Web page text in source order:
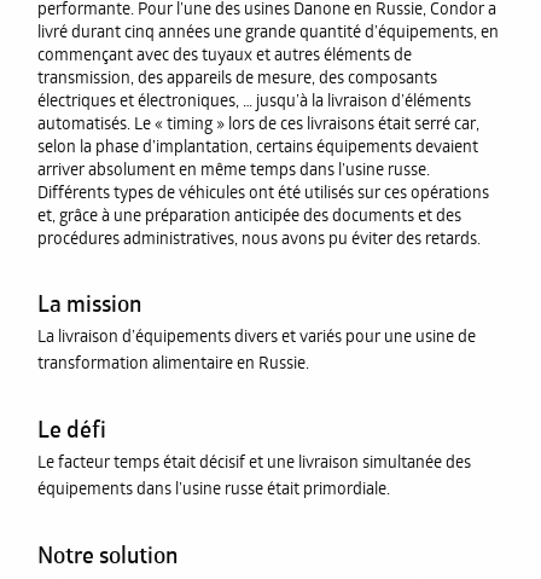
performante. Pour l’une des usines Danone en Russie, Condor a
livré durant cinq années une grande quantité d’équipements, en
commençant avec des tuyaux et autres éléments de
transmission, des appareils de mesure, des composants
électriques et électroniques, … jusqu’à la livraison d’éléments
automatisés. Le « timing » lors de ces livraisons était serré car,
selon la phase d’implantation, certains équipements devaient
arriver absolument en même temps dans l’usine russe.
Différents types de véhicules ont été utilisés sur ces opérations
et, grâce à une préparation anticipée des documents et des
procédures administratives, nous avons pu éviter des retards.
La mission
La livraison d’équipements divers et variés pour une usine de
transformation alimentaire en Russie.
Le défi
Le facteur temps était décisif et une livraison simultanée des
équipements dans l’usine russe était primordiale.
Notre solution